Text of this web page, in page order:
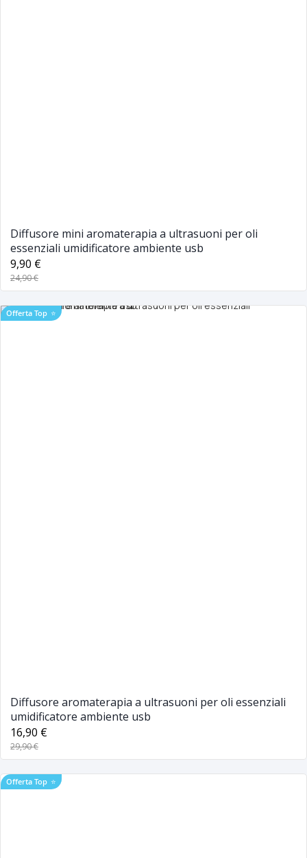
Diffusore mini aromaterapia a ultrasuoni per oli
essenziali umidificatore ambiente usb
9,90 €
24,90 €
Offerta Top ⭐
Diffusore aromaterapia a ultrasuoni per oli essenziali
umidificatore ambiente usb
16,90 €
29,90 €
Offerta Top ⭐